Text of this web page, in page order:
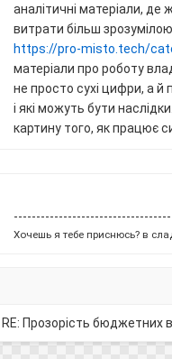
аналітичні матеріали,
витрати більш
https://pro-misto.tech/
матеріали про роботу
не просто сухі цифри, а й
і які можуть бути
картину того, як працює
Хочешь я тебе приснюсь? в
RE: Прозорість бюджетних